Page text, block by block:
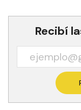
Recibí